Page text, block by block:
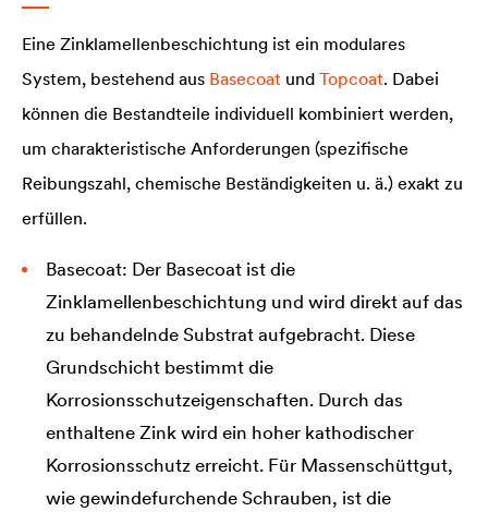
Eine Zinklamellenbeschichtung ist ein modulares
System, bestehend aus Basecoat und Topcoat. Dabei
können die Bestandteile individuell kombiniert werden,
um charakteristische Anforderungen (spezifische
Reibungszahl, chemische Beständigkeiten u. ä.) exakt zu
erfüllen.
Basecoat: Der Basecoat ist die
Zinklamellenbeschichtung und wird direkt auf das
zu behandelnde Substrat aufgebracht. Diese
Grundschicht bestimmt die
Korrosionsschutzeigenschaften. Durch das
enthaltene Zink wird ein hoher kathodischer
Korrosionsschutz erreicht. Für Massenschüttgut,
wie gewindefurchende Schrauben, ist die